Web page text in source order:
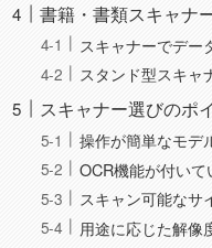
書籍・書類スキャナ
スキャナーでデー
スタンド型スキャ
スキャナー選びのポ
操作が簡単なモデ
OCR機能が付いて
スキャン可能なサ
用途に応じた解像